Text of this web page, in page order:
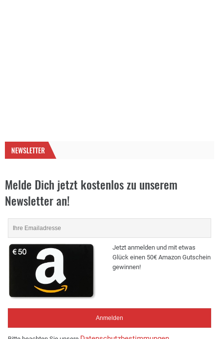
NEWSLETTER
Melde Dich jetzt kostenlos zu unserem
Newsletter an!
Jetzt anmelden und mit etwas
Glück einen 50€ Amazon Gutschein
gewinnen!